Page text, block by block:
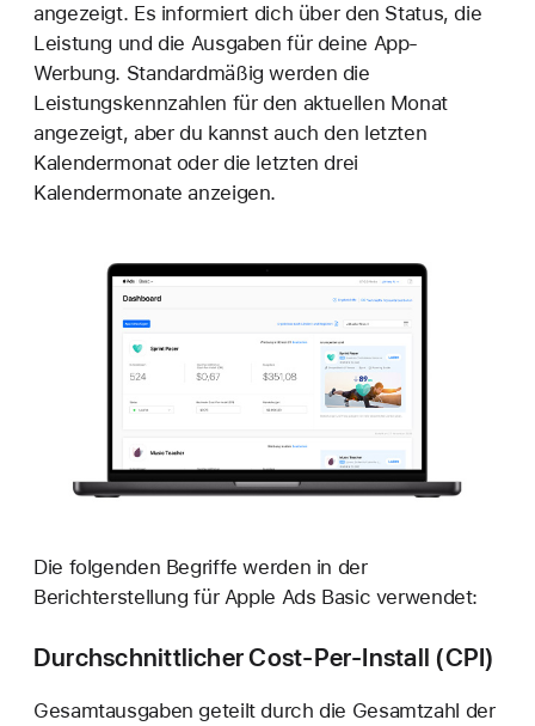
angezeigt. Es informiert dich über den Status, die
Leistung und die Ausgaben für deine App-
Werbung. Standardmäßig werden die
Leistungskennzahlen für den aktuellen Monat
angezeigt, aber du kannst auch den letzten
Kalendermonat oder die letzten drei
Kalendermonate anzeigen.
Die folgenden Begriffe werden in der
Berichterstellung für Apple Ads Basic verwendet:
Durchschnittlicher Cost-Per-Install (CPI)
Gesamtausgaben geteilt durch die Gesamtzahl der